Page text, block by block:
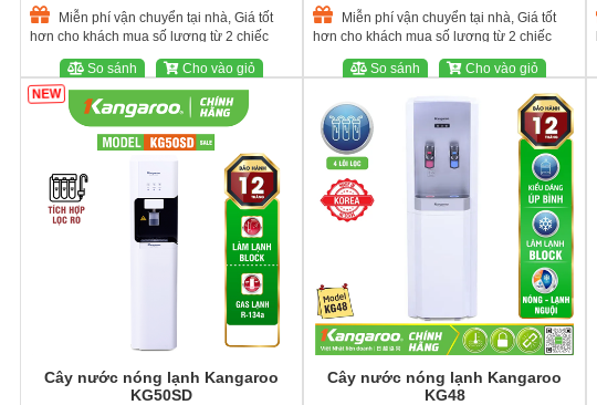
Miễn phí vận chuyển tại nhà, Giá tốt
hơn cho khách mua số lượng từ 2 chiếc
So sánh Cho vào giỏ
Miễn phí vận chuyển tại nhà, Giá tốt
hơn cho khách mua số lượng từ 2 chiếc
So sánh Cho vào giỏ
NEW
Cây nước nóng lạnh Kangaroo
KG50SD
Cây nước nóng lạnh Kangaroo
KG48